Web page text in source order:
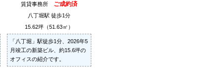
賃貸事務所 ご成約済
八丁堀駅 徒歩1分
15.62坪（51.63㎡）
「八丁堀」駅徒歩1分、2026年5
月竣工の新築ビル、約15.6坪の
オフィスの紹介です。